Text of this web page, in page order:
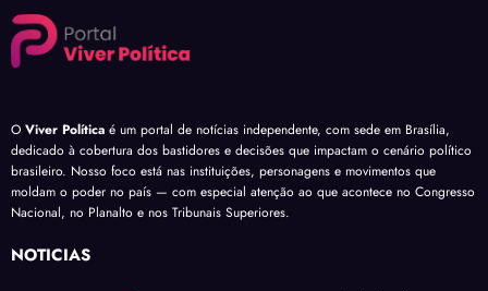
O Viver Política é um portal de notícias independente, com sede em Brasília,
dedicado à cobertura dos bastidores e decisões que impactam o cenário político
brasileiro. Nosso foco está nas instituições, personagens e movimentos que
moldam o poder no país — com especial atenção ao que acontece no Congresso
Nacional, no Planalto e nos Tribunais Superiores.
NOTÍCIAS